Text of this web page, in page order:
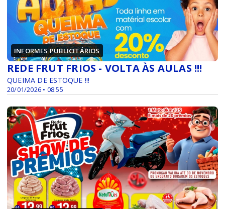
INFORMES PUBLICITÁRIOS
20/01/2026 • 08:55
REDE FRUT FRIOS - VOLTA ÀS AULAS !!!
QUEIMA DE ESTOQUE !!!